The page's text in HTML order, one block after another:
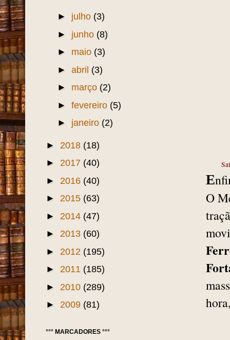
E
O
► julho (3)
► junho (8)
► maio (3)
► abril (3)
► março (2)
► fevereiro (5)
► janeiro (2)
► 2018 (18)
► 2017 (40)
► 2016 (40)
► 2015 (63)
► 2014 (47)
► 2013 (60)
► 2012 (195)
► 2011 (185)
► 2010 (289)
► 2009 (81)
°°° MARCADORES °°°